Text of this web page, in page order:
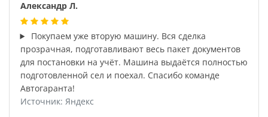
Александр Л.
Покупаем уже вторую машину. Вся сделка
прозрачная, подготавливают весь пакет документов
для постановки на учёт. Машина выдаётся полностью
подготовленной сел и поехал. Спасибо команде
Автогаранта!
Источник: Яндекс